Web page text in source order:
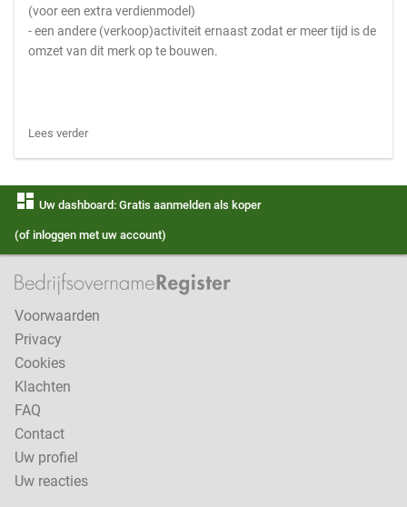
(voor een extra verdienmodel)
- een andere (verkoop)activiteit ernaast zodat er meer tijd is de
omzet van dit merk op te bouwen.
Lees verder
dashboard Uw dashboard: Gratis aanmelden als koper
(of inloggen met uw account)
Voorwaarden
Privacy
Cookies
Klachten
FAQ
Contact
Uw profiel
Uw reacties